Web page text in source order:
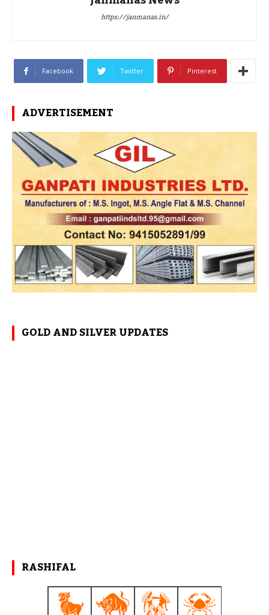
https://janmanas.in/
Facebook Twitter Pinterest
ADVERTISEMENT
GOLD AND SILVER UPDATES
RASHIFAL